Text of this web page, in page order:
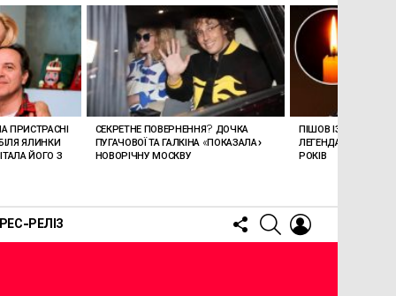
РЕЛІЗ
FOLLOW
US
SEARCH
ПРИСТРАСНІ
ЯЛИНКИ
ЙОГО З
СЕКРЕТНЕ ПОВЕРНЕННЯ? ДОЧКА
ПУГАЧОВОЇ ТА ГАЛКІНА «ПОКАЗАЛА»
НОВОРІЧНУ МОСКВУ
ПІШОВ ІЗ ЖИТТЯ
ЛЕГЕНДАРНОМУ
РОКІВ